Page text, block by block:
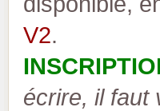
V2.
écrire, il faut